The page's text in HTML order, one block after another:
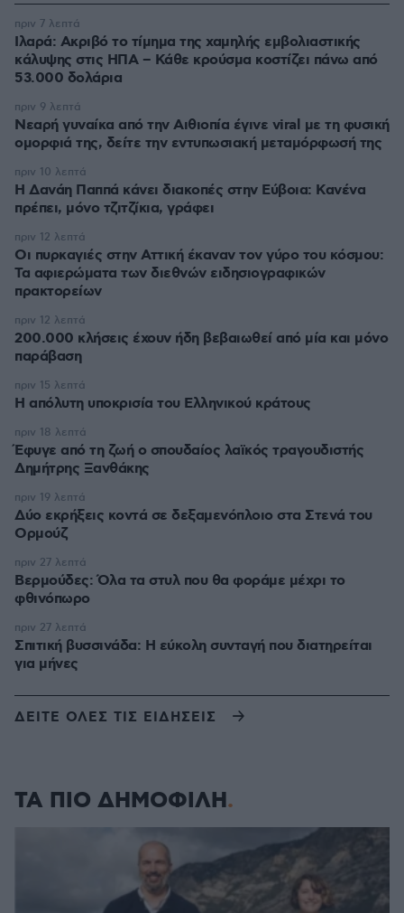
Ιλαρά: Ακριβό το τίμημα της χαμηλής εμβολιαστικής
κάλυψης στις ΗΠΑ – Κάθε κρούσμα κοστίζει πάνω από
53.000 δολάρια
πριν 7 λεπτά
Νεαρή γυναίκα από την Αιθιοπία έγινε viral με τη φυσική
ομορφιά της, δείτε την εντυπωσιακή μεταμόρφωσή της
πριν 9 λεπτά
Η Δανάη Παππά κάνει διακοπές στην Εύβοια: Κανένα
πρέπει, μόνο τζιτζίκια, γράφει
πριν 10 λεπτά
Οι πυρκαγιές στην Αττική έκαναν τον γύρο του κόσμου:
Τα αφιερώματα των διεθνών ειδησιογραφικών
πρακτορείων
πριν 12 λεπτά
200.000 κλήσεις έχουν ήδη βεβαιωθεί από μία και μόνο
παράβαση
πριν 12 λεπτά
Η απόλυτη υποκρισία του Ελληνικού κράτους
πριν 15 λεπτά
Έφυγε από τη ζωή ο σπουδαίος λαϊκός τραγουδιστής
Δημήτρης Ξανθάκης
πριν 18 λεπτά
Δύο εκρήξεις κοντά σε δεξαμενόπλοιο στα Στενά του
Ορμούζ
πριν 19 λεπτά
Βερμούδες: Όλα τα στυλ που θα φοράμε μέχρι το
φθινόπωρο
πριν 27 λεπτά
Σπιτική βυσσινάδα: Η εύκολη συνταγή που διατηρείται
για μήνες
πριν 27 λεπτά
ΔΕΙΤΕ ΟΛΕΣ ΤΙΣ ΕΙΔΗΣΕΙΣ
ΤΑ ΠΙΟ ΔΗΜΟΦΙΛΗ